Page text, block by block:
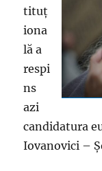
tituţ
iona
lă a
respi
ns
azi
candidatura
Iovanovici –